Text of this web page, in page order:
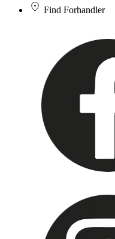
Find Forhandler